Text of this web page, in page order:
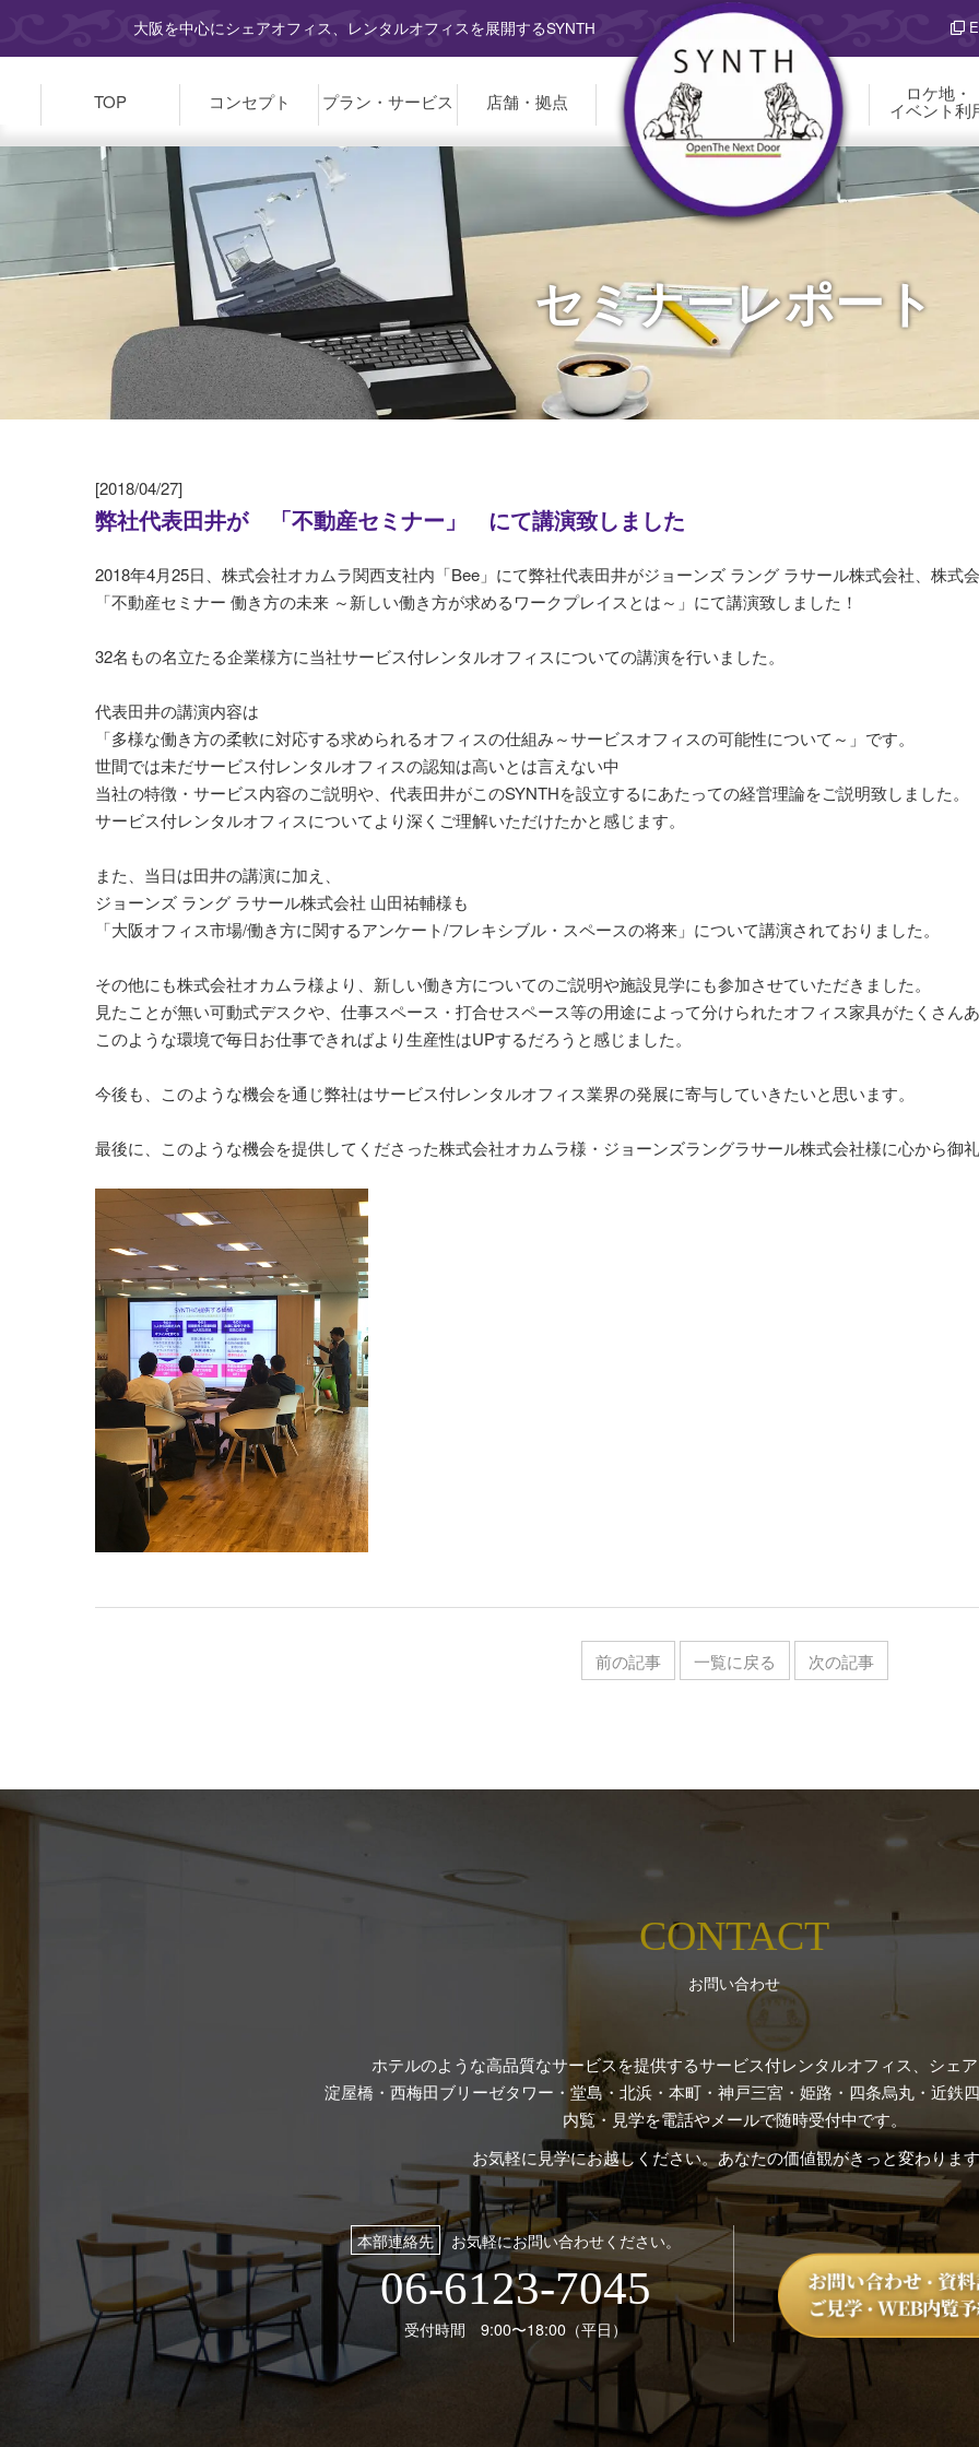
大阪を中心にシェアオフィス、レンタルオフィスを展開するSYNTH
TOP コンセプト プラン・ サービス 店舗・拠点 ロケ地・
イベント利
セミナーレポート
[2018/04/27]
弊社代表田井が 「不動産セミナー」 にて講演致しました
2018年4月25日、株式会社オカムラ関西支社内「Bee」にて弊社代表田井がジョーンズ ラング ラサール株式会社、株式
「不動産セミナー 働き方の未来 ～新しい働き方が求めるワークプレイスとは～」にて講演致しました！
32名もの名立たる企業様方に当社サービス付レンタルオフィスについての講演を行いました。
代表田井の講演内容は
「多様な働き方の柔軟に対応する求められるオフィスの仕組み～サービスオフィスの可能性について～」です。
世間では未だサービス付レンタルオフィスの認知は高いとは言えない中
当社の特徴・サービス内容のご説明や、代表田井がこのSYNTHを設立するにあたっての経営理論をご説明致しました。
サービス付レンタルオフィスについてより深くご理解いただけたかと感じます。
また、当日は田井の講演に加え、
ジョーンズ ラング ラサール株式会社 山田祐輔様も
「大阪オフィス市場/働き方に関するアンケート/フレキシブル・スペースの将来」について講演されておりました。
その他にも株式会社オカムラ様より、新しい働き方についてのご説明や施設見学にも参加させていただきました。
見たことが無い可動式デスクや、仕事スペース・打合せスペース等の用途によって分けられたオフィス家具がたくさんあ
このような環境で毎日お仕事できればより生産性はUPするだろうと感じました。
今後も、このような機会を通じ弊社はサービス付レンタルオフィス業界の発展に寄与していきたいと思います。
最後に、このような機会を提供してくださった株式会社オカムラ様・ジョーンズラングラサール株式会社様に心から御礼
前の記事 一覧に戻る 次の記事
CONTACT
お問い合わせ
ホテルのような高品質なサービスを提供するサービス付レンタルオフィス、シェ
淀屋橋・西梅田ブリーゼタワー・堂島・北浜・本町・神戸三宮・姫路・四条烏丸・近鉄四
内覧・見学を電話やメールで随時受付中です。
お気軽に見学にお越しください。あなたの価値観がきっと変わりま
本部連絡先 お気軽にお問い合わせください。
06-6123-7045
受付時間 9:00〜18:00（平日）